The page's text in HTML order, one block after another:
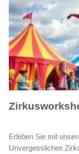
Erleben Sie mit
Unvergessliches